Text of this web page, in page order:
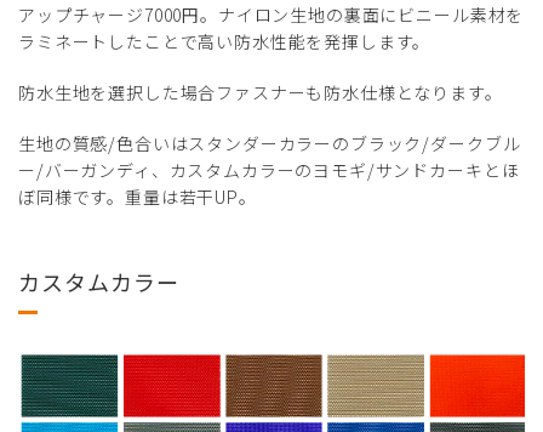
アップチャージ7000円。ナイロン生地の裏面にビニール素材を
ラミネートしたことで高い防水性能を発揮します。
防水生地を選択した場合ファスナーも防水仕様となります。
生地の質感/色合いはスタンダーカラーのブラック/ダークブル
ー/バーガンディ、カスタムカラーのヨモギ/サンドカーキとほ
ぼ同様です。重量は若干UP。
カスタムカラー